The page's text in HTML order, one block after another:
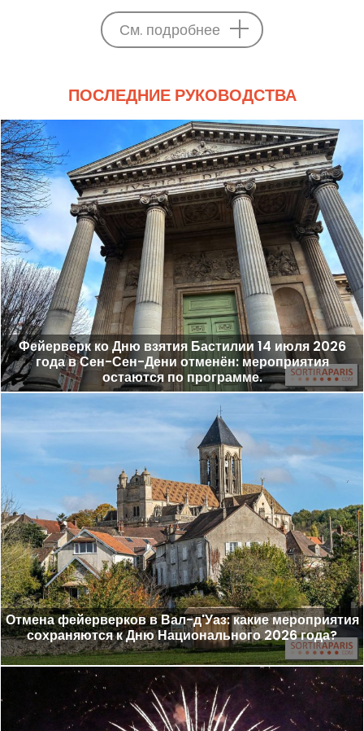
См. подробнее
ПОСЛЕДНИЕ РУКОВОДСТВА
Фейерверк ко Дню взятия Бастилии 14 июля 2026
года в Сен-Сен-Дени отменён: мероприятия
остаются по программе.
Отмена фейерверков в Вал-д'Уаз: какие мероприятия
сохраняются к Дню Национального 2026 года?